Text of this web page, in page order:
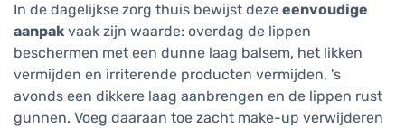
In de dagelijkse zorg thuis bewijst deze eenvoudige
aanpak vaak zijn waarde: overdag de lippen
beschermen met een dunne laag balsem, het likken
vermijden en irriterende producten vermijden, 's
avonds een dikkere laag aanbrengen en de lippen rust
gunnen. Voeg daaraan toe zacht make-up verwijderen